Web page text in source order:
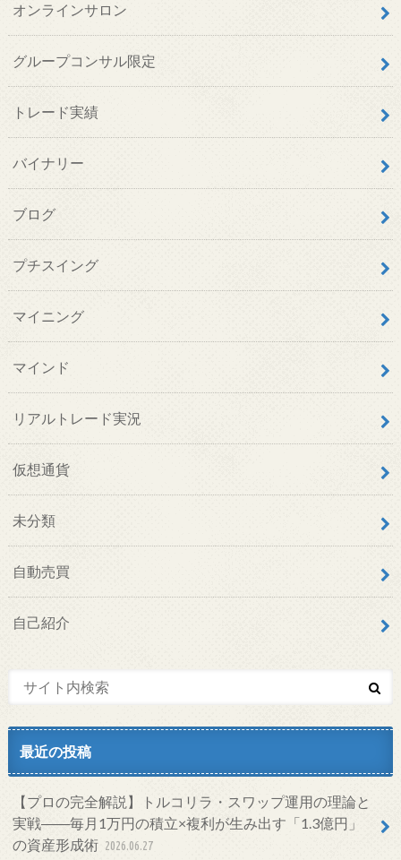
オンラインサロン
グループコンサル限定
トレード実績
バイナリー
ブログ
プチスイング
マイニング
マインド
リアルトレード実況
仮想通貨
未分類
自動売買
自己紹介
最近の投稿
【プロの完全解説】トルコリラ・スワップ運用の理論と
実戦――毎月1万円の積立×複利が生み出す「1.3億円」
の資産形成術 2026.06.27